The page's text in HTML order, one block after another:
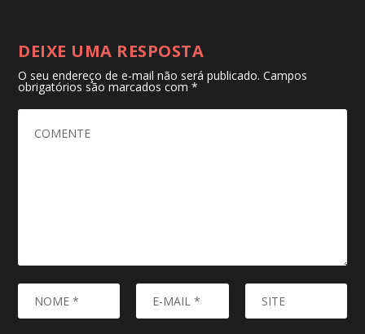
DEIXE UMA RESPOSTA
O seu endereço de e-mail não será publicado. Campos
obrigatórios são marcados com*